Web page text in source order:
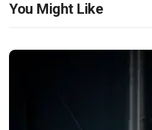
You Might Like